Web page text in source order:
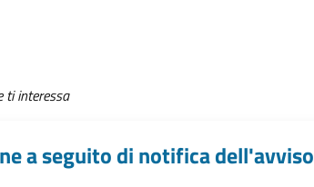
ti interessa
a seguito di notifica dell'avviso